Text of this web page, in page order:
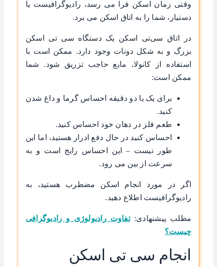
وقتی زمان اسکن فرا می رسد، رادیوگرافیست یا
دستیار، شما را به اتاق اسکن می برد.
در اتاق سی‌تی اسکن یک دستگاه سی تی اسکن
بزرگ و به شکل دونات وجود دارد. ممکن است با
استفاده از کانولا، مایع حاجب تزریق شود. شما
ممکن است:
برای یک یا دو دقیقه احساس گرما و داغ شدن
کنید.
طعم فلز در دهان خود احساس کنید.
احساس کنید در حال دفع ادرار هستید، اما این
طور نیست – این احساس رایج است و به
سرعت از بین می رود.
اگر در مورد انجام اسکن مضطرب هستید، به
رادیوگرافیست اطلاع دهید.
مطلب پیشنهادی:تفاوت رادیولوژی و رادیوگرافی
چیست؟
انجام سی تی اسکن